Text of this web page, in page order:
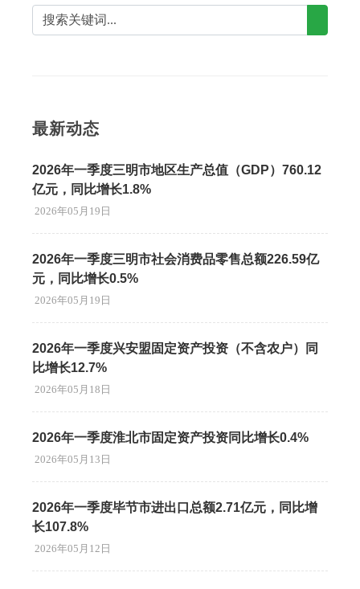
最新动态
2026年一季度三明市地区生产总值（GDP）760.12
亿元，同比增长1.8%
2026年05月19日
2026年一季度三明市社会消费品零售总额226.59亿
元，同比增长0.5%
2026年05月19日
2026年一季度兴安盟固定资产投资（不含农户）同
比增长12.7%
2026年05月18日
2026年一季度淮北市固定资产投资同比增长0.4%
2026年05月13日
2026年一季度毕节市进出口总额2.71亿元，同比增
长107.8%
2026年05月12日